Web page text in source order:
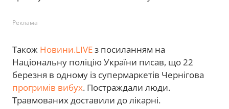
Реклама
Також Новини.LIVEз посиланням на
Національну поліцію України писав, що 22
березня в одному із супермаркетів Чернігова
прогримів вибух. Постраждали люди.
Травмованих доставили до лікарні.